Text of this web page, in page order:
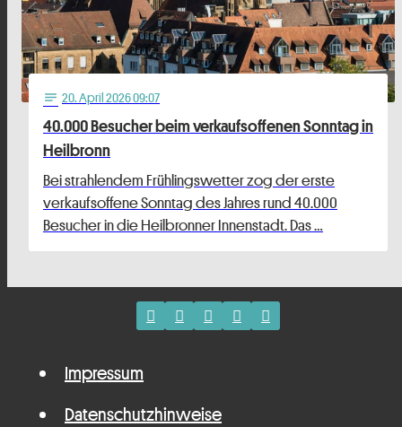
notes 20. April 2026 09:07
40.000 Besucher beim verkaufsoffenen Sonntag in
Heilbronn
Bei strahlendem Frühlingswetter zog der erste
verkaufsoffene Sonntag des Jahres rund 40.000
Besucher in die Heilbronner Innenstadt. Das …
Impressum
Datenschutzhinweise